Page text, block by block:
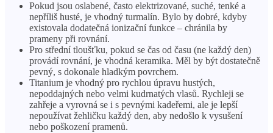
Pokud jsou oslabené, často elektrizované, suché, tenké a
nepříliš husté, je vhodný turmalín. Bylo by dobré, kdyby
existovala dodatečná ionizační funkce – chránila by
prameny při rovnání.
Pro střední tloušťku, pokud se čas od času (ne každý den)
provádí rovnání, je vhodná keramika. Měl by být dostatečně
pevný, s dokonale hladkým povrchem.
Titanium je vhodný pro rychlou úpravu hustých,
nepoddajných nebo velmi kudrnatých vlasů. Rychleji se
zahřeje a vyrovná se i s pevnými kadeřemi, ale je lepší
nepoužívat žehličku každý den, aby nedošlo k vysušení
nebo poškození pramenů.